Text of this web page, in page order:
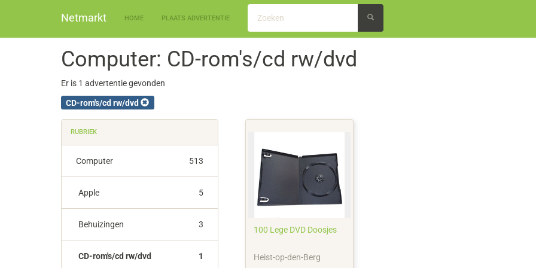
Netmarkt HOME PLAATS ADVERTENTIE
Computer: CD-rom's/cd rw/dvd
Er is 1 advertentie gevonden
CD-rom's/cd rw/dvd
RUBRIEK
Computer 513
Apple 5
Behuizingen 3
CD-rom's/cd rw/dvd 1
100 Lege DVD Doosjes
Heist-op-den-Berg